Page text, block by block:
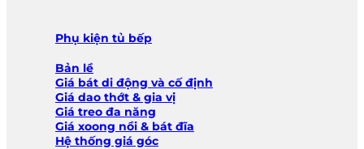
Phụ kiện tủ bếp
Bản lề
Giá bát di động và cố định
Giá dao thớt & gia vị
Giá treo đa năng
Giá xoong nồi & bát đĩa
Hệ thống giá góc